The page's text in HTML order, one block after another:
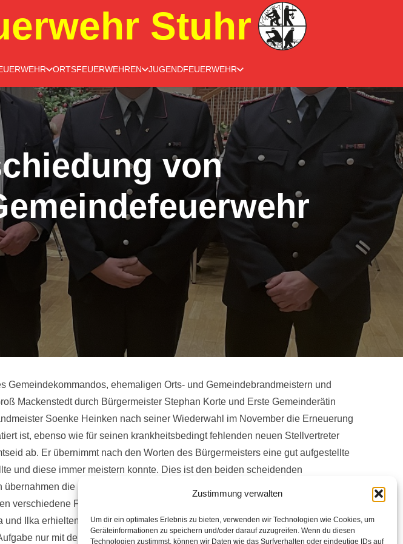
Zustimmung verwalten
Um dir ein optimales Erlebnis zu bieten, verwenden wir Technologien wie Cookies, um
Geräteinformationen zu speichern und/oder darauf zuzugreifen. Wenn du diesen
Technologien zustimmst, können wir Daten wie das Surfverhalten oder eindeutige IDs auf
Stuhr
ORTSFEUERWEHREN JUGENDFEUERWEHR
von
ehemaligen Orts- und Gemeindebrandmeistern und
Mackenstedt durch Bürgermeister Stephan Korte und Erste Gemeinderätin
Soenke Heinken nach seiner Wiederwahl im November die Erneuerung
ist, ebenso wie für seinen krankheitsbedingt fehlenden neuen Stellvertreter
ab. Er übernimmt nach den Worten des Bürgermeisters eine gut aufgestellte
und diese immer meistern konnte. Dies ist den beiden scheidenden
die beiden 2011 die Führung der Ortsfeuerwehr. Thomas Türke als
verschiedene Führungsfunktionen in Ortsfeuerwehr und Jugendfeuerwehr
Ilka erhielten einen Blumenstrauß als Zeichen der Dankbarkeit. Bürgermeister
nur mit der entsprechenden Rückendeckung der Partner gut funktionieren